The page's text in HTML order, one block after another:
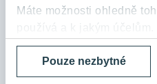
Máte možnosti ohledně
Pokud to povolíte, rádi
Pouze nezbytné
+420 224 318 261
Zásady ochrany osobních údajů